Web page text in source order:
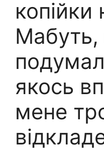
Мабуть,
якось
мене